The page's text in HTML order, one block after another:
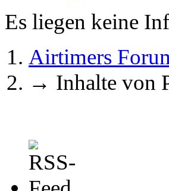
Es liegen keine
Airtimers
→ Inhalte von